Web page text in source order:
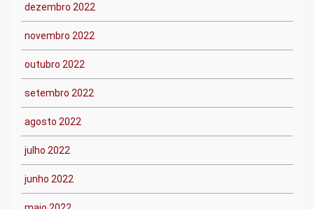
dezembro 2022
novembro 2022
outubro 2022
setembro 2022
agosto 2022
julho 2022
junho 2022